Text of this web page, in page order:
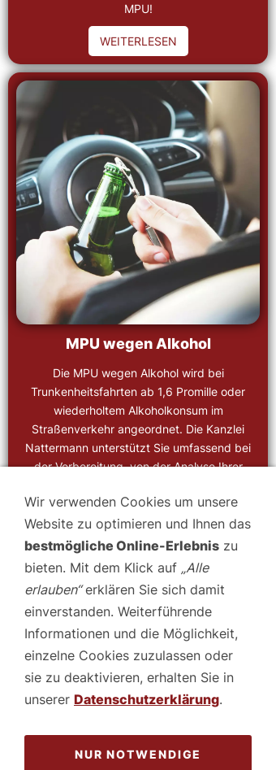
MPU!
WEITERLESEN
MPU wegen Alkohol
Die MPU wegen Alkohol wird bei
Trunkenheitsfahrten ab 1,6 Promille oder
wiederholtem Alkoholkonsum im
Straßenverkehr angeordnet. Die Kanzlei
Nattermann unterstützt Sie umfassend bei
der Vorbereitung, von der Analyse Ihrer
Termine. Mit unserer Erfahrung und Expertise
sichern wir Ihre erfolgreiche MPU.
WEITERLESEN
Wir verwenden Cookies um unsere
Website zu optimieren und Ihnen das
bestmögliche Online-Erlebnis zu
bieten. Mit dem Klick auf „Alle
erlauben“erklären Sie sich damit
einverstanden. Weiterführende
Informationen und die Möglichkeit,
einzelne Cookies zuzulassen oder
sie zu deaktivieren, erhalten Sie in
unserer Datenschutzerklärung.
NUR NOTWENDIGE